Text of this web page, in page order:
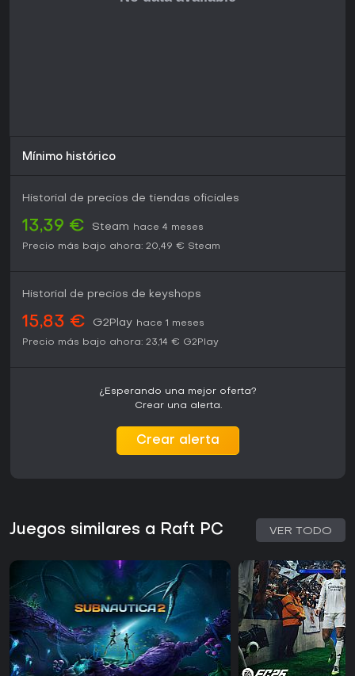
Mínimo histórico
Historial de precios de tiendas oficiales
13,39 € Steam
hace 4 meses
Precio más bajo ahora: 20,49 € Steam
Historial de precios de keyshops
15,83 € G2Play hace 1 meses
Precio más bajo ahora: 23,14 € G2Play
¿Esperando una mejor oferta?
Crear una alerta.
Crear alerta
Juegos similares a Raft PC VER TODO